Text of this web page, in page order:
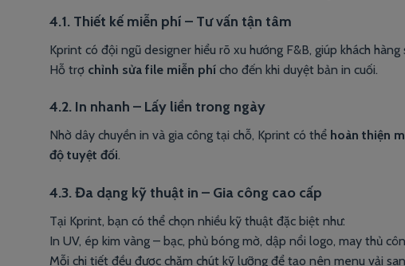
4.1. Thiết kế miễn phí – Tư vấn tận tâm
Kprint có đội ngũ designer hiểu rõ xu hướng F&B, giúp khách hàng
Hỗ trợ chỉnh sửa file miễn phí cho đến khi duyệt bản in cuối.
4.2. In nhanh – Lấy liền trong ngày
Nhờ dây chuyền in và gia công tại chỗ, Kprint có thể hoàn thiện
độ tuyệt đối.
4.3. Đa dạng kỹ thuật in – Gia công cao cấp
Tại Kprint, bạn có thể chọn nhiều kỹ thuật đặc biệt như:
In UV, ép kim vàng – bạc, phủ bóng mờ, dập nổi logo, may thủ
Mỗi chi tiết đều được chăm chút kỹ lưỡng để tạo nên menu vải